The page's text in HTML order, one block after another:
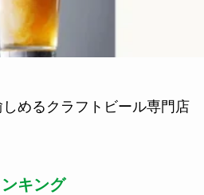
めるクラフトビール専門店
キング